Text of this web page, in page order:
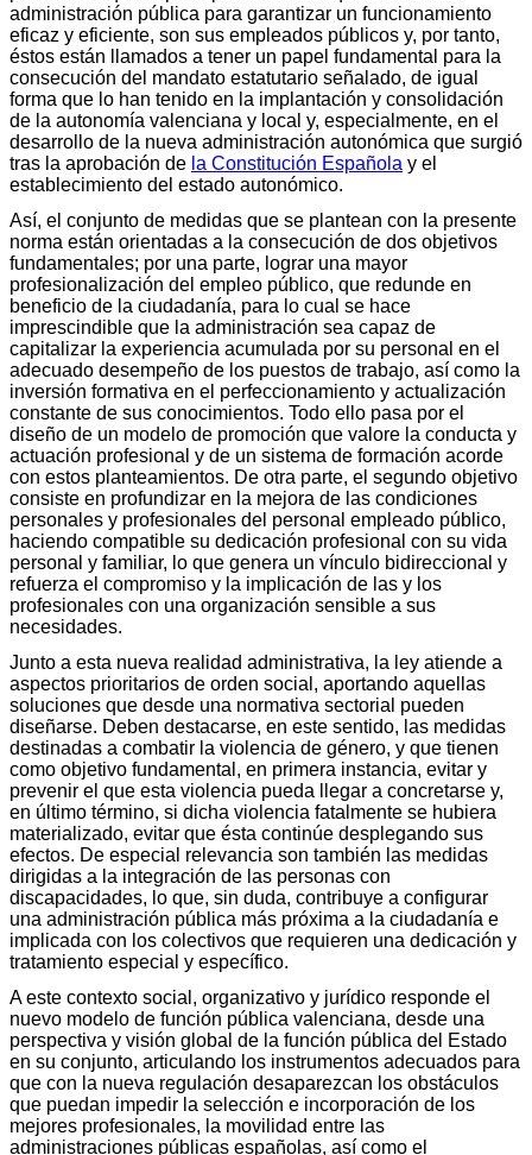
administración pública para garantizar un funcionamiento
eficaz y eficiente, son sus empleados públicos y, por tanto,
éstos están llamados a tener un papel fundamental para la
consecución del mandato estatutario señalado, de igual
forma que lo han tenido en la implantación y consolidación
de la autonomía valenciana y local y, especialmente, en el
desarrollo de la nueva administración autonómica que surgió
tras la aprobación de la Constitución Española y el
establecimiento del estado autonómico.
Así, el conjunto de medidas que se plantean con la presente
norma están orientadas a la consecución de dos objetivos
fundamentales; por una parte, lograr una mayor
profesionalización del empleo público, que redunde en
beneficio de la ciudadanía, para lo cual se hace
imprescindible que la administración sea capaz de
capitalizar la experiencia acumulada por su personal en el
adecuado desempeño de los puestos de trabajo, así como la
inversión formativa en el perfeccionamiento y actualización
constante de sus conocimientos. Todo ello pasa por el
diseño de un modelo de promoción que valore la conducta y
actuación profesional y de un sistema de formación acorde
con estos planteamientos. De otra parte, el segundo objetivo
consiste en profundizar en la mejora de las condiciones
personales y profesionales del personal empleado público,
haciendo compatible su dedicación profesional con su vida
personal y familiar, lo que genera un vínculo bidireccional y
refuerza el compromiso y la implicación de las y los
profesionales con una organización sensible a sus
necesidades.
Junto a esta nueva realidad administrativa, la ley atiende a
aspectos prioritarios de orden social, aportando aquellas
soluciones que desde una normativa sectorial pueden
diseñarse. Deben destacarse, en este sentido, las medidas
destinadas a combatir la violencia de género, y que tienen
como objetivo fundamental, en primera instancia, evitar y
prevenir el que esta violencia pueda llegar a concretarse y,
en último término, si dicha violencia fatalmente se hubiera
materializado, evitar que ésta continúe desplegando sus
efectos. De especial relevancia son también las medidas
dirigidas a la integración de las personas con
discapacidades, lo que, sin duda, contribuye a configurar
una administración pública más próxima a la ciudadanía e
implicada con los colectivos que requieren una dedicación y
tratamiento especial y específico.
A este contexto social, organizativo y jurídico responde el
nuevo modelo de función pública valenciana, desde una
perspectiva y visión global de la función pública del Estado
en su conjunto, articulando los instrumentos adecuados para
que con la nueva regulación desaparezcan los obstáculos
que puedan impedir la selección e incorporación de los
mejores profesionales, la movilidad entre las
administraciones públicas españolas, así como el